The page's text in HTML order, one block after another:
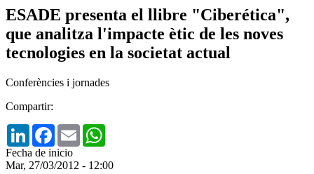
ESADE presenta el llibre "Ciberética",
que analitza l'impacte ètic de les noves
tecnologies en la societat actual
Conferències i jornades
Compartir:
LinkedInFacebook
Email
Fecha de inicio
Mar, 27/03/2012 - 12:00